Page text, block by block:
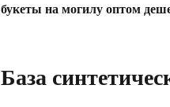
букеты на могилу оптом
База